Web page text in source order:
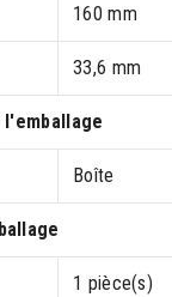
160 mm
33,6 mm
Boîte
1 pièce(s)